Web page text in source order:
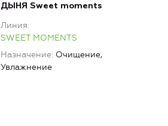
ДЫНЯ Sweet moments
Линия
SWEET MOMENTS
Назначение Очищение,
Увлажнение